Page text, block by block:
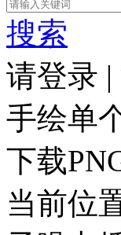
搜索
请登录 |
手绘单
下载
当前位